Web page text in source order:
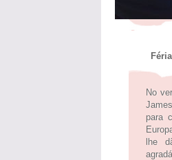
No
para
lhe